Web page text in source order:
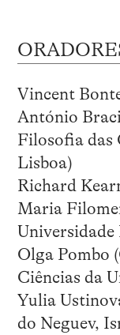
Vincent
António
Filosofia das
Lisboa)
Richard
Maria
Universidade
Olga Pombo
Ciências da
Yulia
do Neguev,